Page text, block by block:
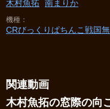
木村魚拓 南まりか
機種
CRびっくりぱちんこ戦国
関連動画
木村魚拓の窓際の向